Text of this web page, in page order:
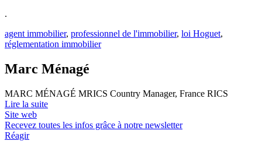
.
agent immobilier, professionnel de l'immobilier, loi Hoguet,
réglementation immobilier
Marc Ménagé
MARC MÉNAGÉ MRICS Country Manager, France RICS
Lire la suite
Site web
Recevez toutes les infos grâce à notre newsletter
Réagir